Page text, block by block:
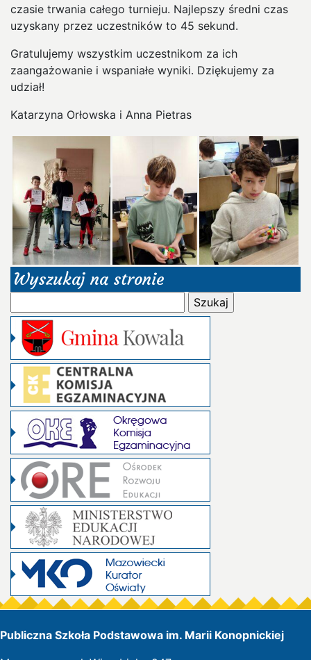
czasie trwania całego turnieju. Najlepszy średni czas
uzyskany przez uczestników to 45 sekund.
Gratulujemy wszystkim uczestnikom za ich
zaangażowanie i wspaniałe wyniki. Dziękujemy za
udział!
Katarzyna Orłowska i Anna Pietras
Wyszukaj na stronie
Publiczna Szkoła Podstawowa im. Marii Konopnickiej